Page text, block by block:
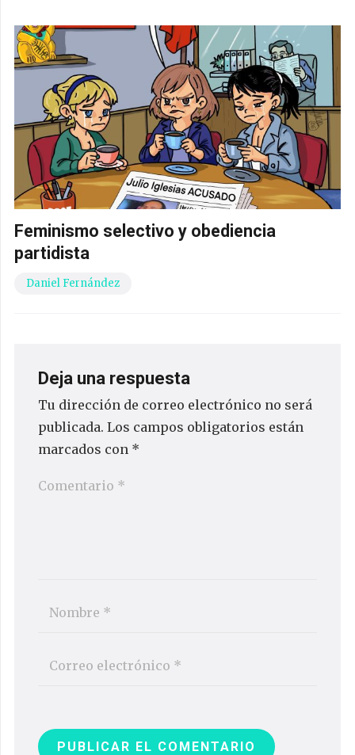
Feminismo selectivo y obediencia
partidista
Daniel Fernández
Deja una respuesta
Tu dirección de correo electrónico no será
publicada. Los campos obligatorios están
marcados con *
PUBLICAR EL COMENTARIO